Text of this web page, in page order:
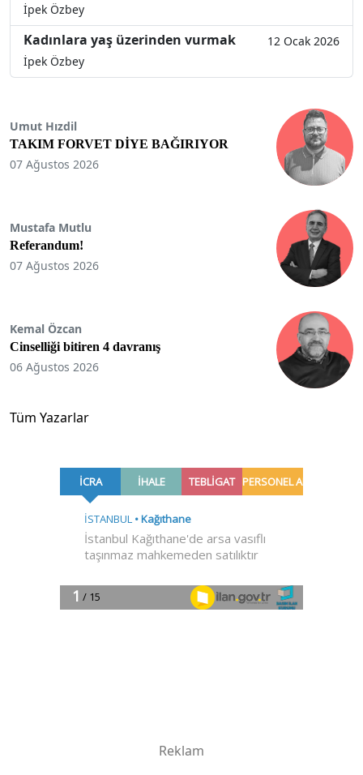
İpek Özbey
Kadınlara yaş üzerinden vurmak
12 Ocak 2026
İpek Özbey
Umut Hızdil
TAKIM FORVET DİYE BAĞIRIYOR
07 Ağustos 2026
Mustafa Mutlu
Referandum!
07 Ağustos 2026
Kemal Özcan
Cinselliği bitiren 4 davranış
06 Ağustos 2026
Tüm Yazarlar